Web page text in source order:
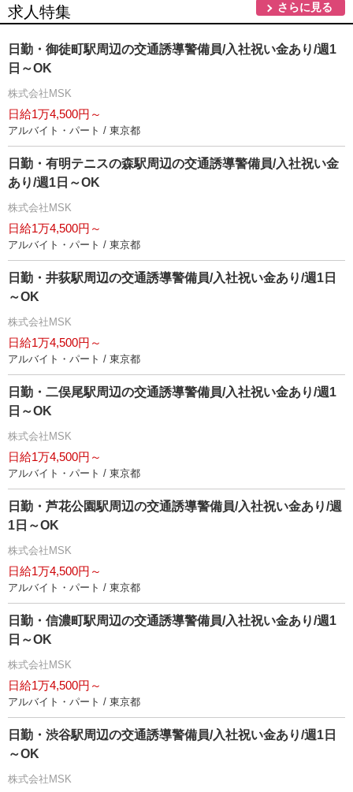
求人特集 さらに見る
日勤・御徒町駅周辺の交通誘導警備員/入社祝い金あり/週1
日～OK
株式会社MSK
日給1万4,500円～
アルバイト・パート / 東京都
日勤・有明テニスの森駅周辺の交通誘導警備員/入社祝い金
あり/週1日～OK
株式会社MSK
日給1万4,500円～
アルバイト・パート / 東京都
日勤・井荻駅周辺の交通誘導警備員/入社祝い金あり/週1日
～OK
株式会社MSK
日給1万4,500円～
アルバイト・パート / 東京都
日勤・二俣尾駅周辺の交通誘導警備員/入社祝い金あり/週1
日～OK
株式会社MSK
日給1万4,500円～
アルバイト・パート / 東京都
日勤・芦花公園駅周辺の交通誘導警備員/入社祝い金あり/週
1日～OK
株式会社MSK
日給1万4,500円～
アルバイト・パート / 東京都
日勤・信濃町駅周辺の交通誘導警備員/入社祝い金あり/週1
日～OK
株式会社MSK
日給1万4,500円～
アルバイト・パート / 東京都
日勤・渋谷駅周辺の交通誘導警備員/入社祝い金あり/週1日
～OK
株式会社MSK